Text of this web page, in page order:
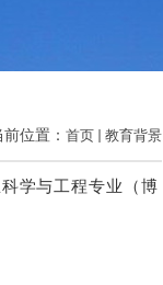
前位置： 首页 教育背景
学与工程专业（博